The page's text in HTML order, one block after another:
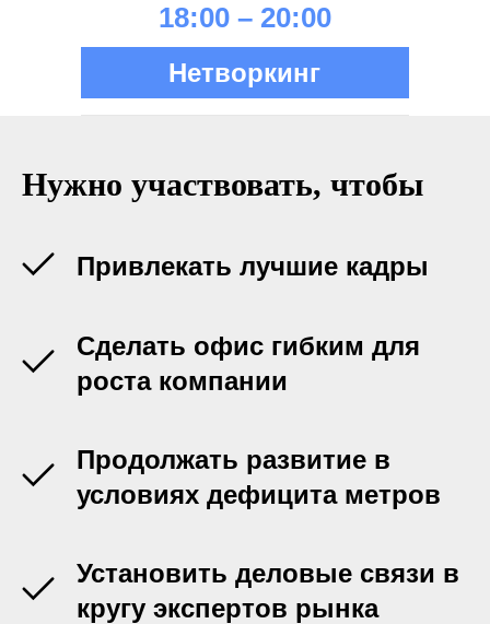
18:00 – 20:00
Нетворкинг
Нужно участвовать, чтобы
Привлекать лучшие кадры
Сделать офис гибким для
роста компании
Продолжать развитие в
условиях дефицита метров
Установить деловые связи в
кругу экспертов рынка